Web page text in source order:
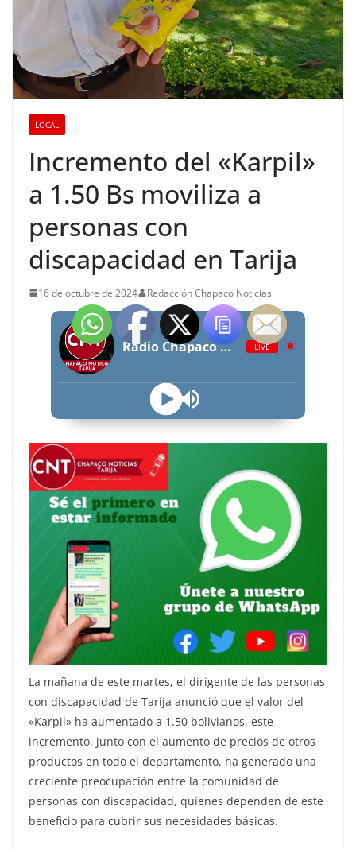
LOCAL
Incremento del «Karpil»
a 1.50 Bs moviliza a
personas con
discapacidad en Tarija
16 de octubre de 2024 Redacción Chapaco Noticias
Radio Chapaco Noticias Las 24 horas en vivo LIVE
La mañana de este martes, el dirigente de las personas
con discapacidad de Tarija anunció que el valor del
«Karpil» ha aumentado a 1.50 bolivianos, este
incremento, junto con el aumento de precios de otros
productos en todo el departamento, ha generado una
creciente preocupación entre la comunidad de
personas con discapacidad, quienes dependen de este
beneficio para cubrir sus necesidades básicas.